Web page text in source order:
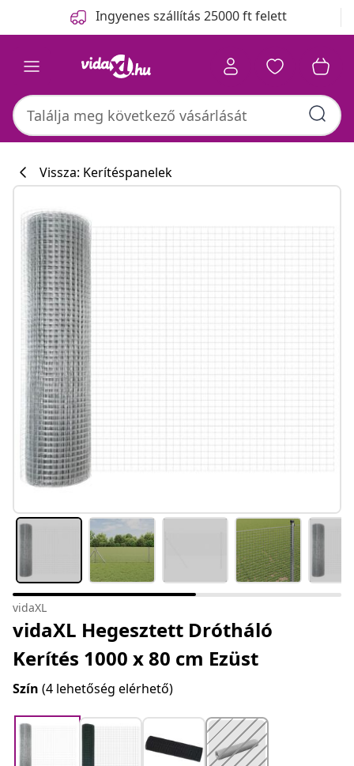
Ingyenes szállítás 25000 ft felett
Vissza: Kerítéspanelek
vidaXL
vidaXL Hegesztett Drótháló
Kerítés 1000 x 80 cm Ezüst
Szín (4 lehetőség elérhető)